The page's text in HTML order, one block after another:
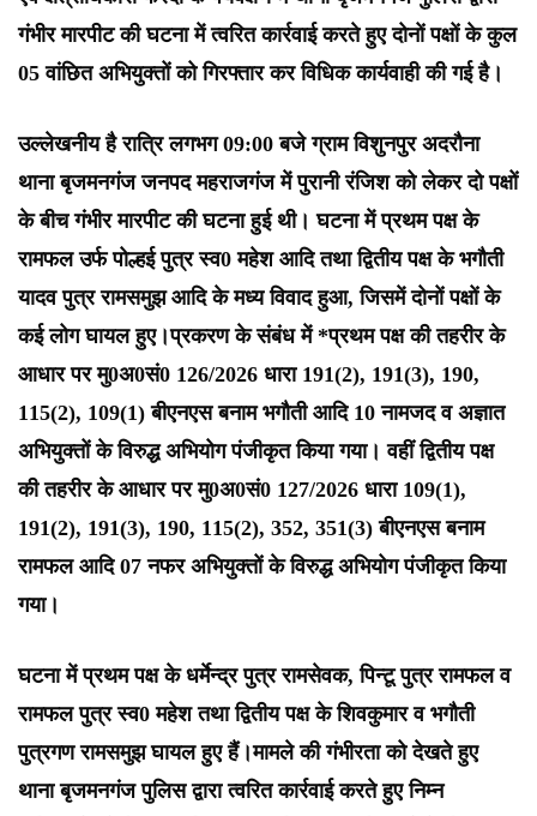
गंभीर मारपीट की घटना में त्वरित कार्रवाई करते हुए दोनों पक्षों के कुल
05 वांछित अभियुक्तों को गिरफ्तार कर विधिक कार्यवाही की गई है।
उल्लेखनीय है रात्रि लगभग 09:00 बजे ग्राम विशुनपुर अदरौना
थाना बृजमनगंज जनपद महराजगंज में पुरानी रंजिश को लेकर दो पक्षों
के बीच गंभीर मारपीट की घटना हुई थी। घटना में प्रथम पक्ष के
रामफल उर्फ पोल्हई पुत्र स्व0 महेश आदि तथा द्वितीय पक्ष के भगौती
यादव पुत्र रामसमुझ आदि के मध्य विवाद हुआ, जिसमें दोनों पक्षों के
कई लोग घायल हुए।प्रकरण के संबंध में *प्रथम पक्ष की तहरीर के
आधार पर मु0अ0सं0 126/2026 धारा 191(2), 191(3), 190,
115(2), 109(1) बीएनएस बनाम भगौती आदि 10 नामजद व अज्ञात
अभियुक्तों के विरुद्ध अभियोग पंजीकृत किया गया। वहीं द्वितीय पक्ष
की तहरीर के आधार पर मु0अ0सं0 127/2026 धारा 109(1),
191(2), 191(3), 190, 115(2), 352, 351(3) बीएनएस बनाम
रामफल आदि 07 नफर अभियुक्तों के विरुद्ध अभियोग पंजीकृत किया
गया।
घटना में प्रथम पक्ष के धर्मेन्द्र पुत्र रामसेवक, पिन्टू पुत्र रामफल व
रामफल पुत्र स्व0 महेश तथा द्वितीय पक्ष के शिवकुमार व भगौती
पुत्रगण रामसमुझ घायल हुए हैं।मामले की गंभीरता को देखते हुए
थाना बृजमनगंज पुलिस द्वारा त्वरित कार्रवाई करते हुए निम्न